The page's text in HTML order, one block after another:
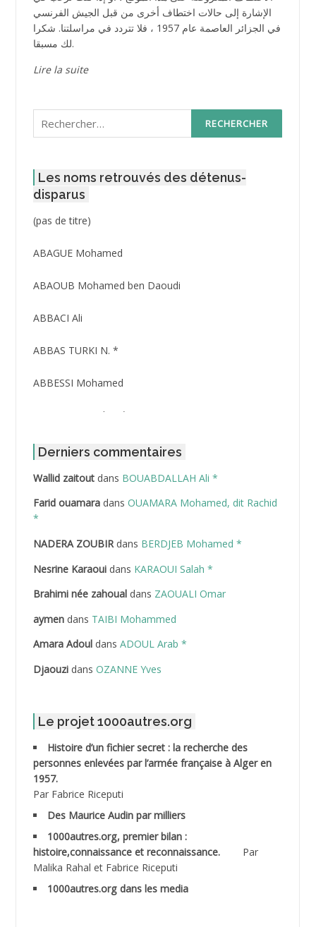
الإشارة إلى حالات اختطاف أخرى من قبل الجيش الفرنسي
في الجزائر العاصمة عام 1957 ، فلا تتردد في مراسلتنا. شكرا
لك مسبقا.
Lire la suite
Rechercher :
Les noms retrouvés des détenus-
disparus
(pas de titre)Post
3416
ABAGUE Mohamed
ABAOUB Mohamed ben Daoudi
ABBACI Ali
ABBAS TURKI N. *
ABBESSI Mohamed
ABBOUR Azzedine *
ABDAT Amar
ABDEDDAIM Hamid
ABDELAZIZ Mohamed
ABDELHAFID Lakhdar
ABDELLI Mohamed
ABDELLI Mohamed *
ABDELMOUMENE Ahmed
ABDESMED Mohamed ben Kaddour
ABDESSELAMI Kouider
ABDESSLEM Ahmed dit le Coiffeur
ABDOUDOU
Derniers commentaires
Wallid zaitoutdans BOUABDALLAH Ali *
Farid ouamaradans OUAMARA Mohamed, dit Rachid
*
NADERA ZOUBIRdans BERDJEB Mohamed *
Nesrine Karaouidans KARAOUI Salah *
Brahimi née zahoualdans ZAOUALI Omar
aymendans TAIBI Mohammed
Amara Adouldans ADOUL Arab *
Djaouzidans OZANNE Yves
Le projet 1000autres.org
Histoire d’un fichier secret : la recherche des
personnes enlevées par l’armée française à Alger en
1957.
Par Fabrice Riceputi
Des Maurice Audin par milliers
1000autres.org, premier bilan :
histoire,connaissance et reconnaissance.
Par
Malika Rahal et Fabrice Riceputi
1000autres.org dans les media